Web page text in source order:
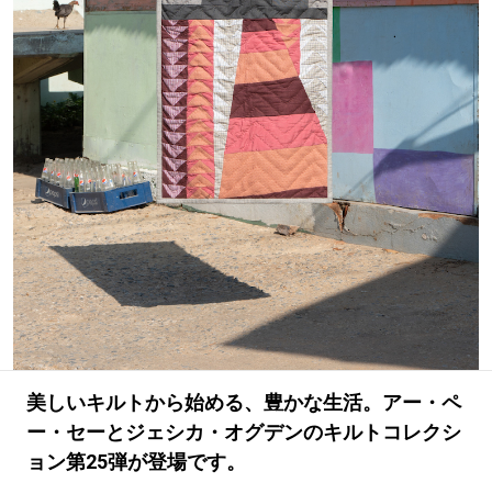
#LIFESTYLE #SNEAKER #OUTDOOR
#SPORTS #HANDSOME HANDBOOK
美しいキルトから始める、豊かな生活。アー・ペ
ー・セーとジェシカ・オグデンのキルトコレクシ
ョン第25弾が登場です。